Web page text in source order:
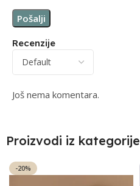
Recenzije
Još nema komentara.
Proizvodi iz kategorije
-20%